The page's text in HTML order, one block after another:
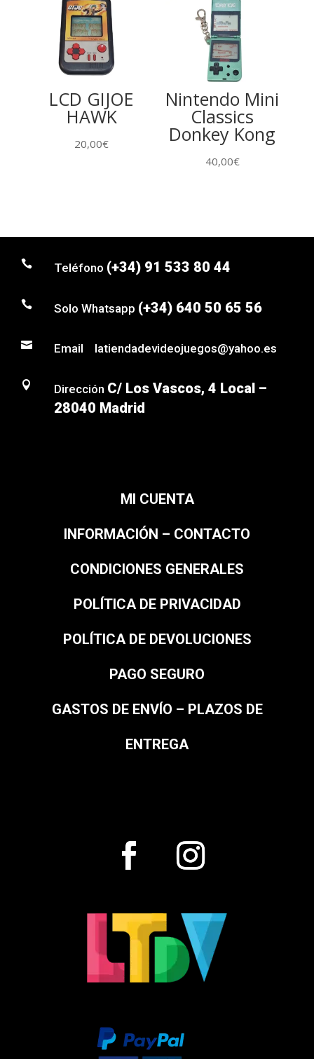
LCD GIJOE
HAWK
20,00€
Nintendo Mini
Classics
Donkey Kong
40,00€
 Teléfono (+34) 91 533 80 44
 Solo Whatsapp (+34) 640 50 65 56
 Email latiendadevideojuegos@yahoo.es
 Dirección C/ Los Vascos, 4 Local –
28040 Madrid
MI CUENTA
INFORMACIÓN – CONTACTO
CONDICIONES GENERALES
POLÍTICA DE PRIVACIDAD
POLÍTICA DE DEVOLUCIONES
PAGO SEGURO
GASTOS DE ENVÍO – PLAZOS DE
ENTREGA